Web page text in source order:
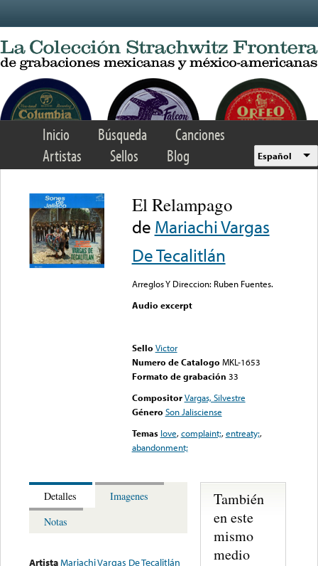
Inicio Búsqueda
Canciones
Artistas
Sellos Blog Español
El Relampago
de Mariachi Vargas
De Tecalitlán
Arreglos Y Direccion: Ruben Fuentes.
Audio excerpt
Sello Victor
Numero de Catalogo MKL-1653
Formato de grabación 33
Compositor Vargas, Silvestre
Género Son Jalisciense
Temas love,complaint;,entreaty;,
abandonment;
Detalles
Imagenes
Notas
ArtistaMariachi Vargas De Tecalitlán
También
en este
mismo
medio